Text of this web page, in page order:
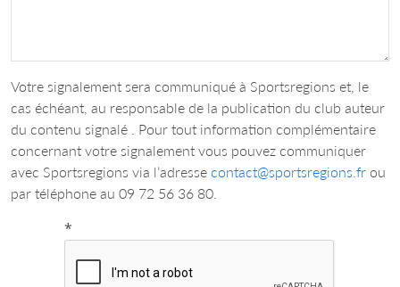
Votre signalement sera communiqué à Sportsregions et, le
cas échéant, au responsable de la publication du club auteur
du contenu signalé . Pour tout information complémentaire
concernant votre signalement vous pouvez communiquer
avec Sportsregions via l’adresse contact@sportsregions.fr ou
par téléphone au 09 72 56 36 80.
*